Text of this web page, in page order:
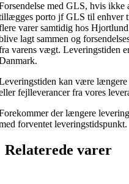
med GLS, hvis ikke
porto jf GLS til enhver
varer samtidig hos
lagt sammen og
varens vægt. Leveringstiden
kan være
fejlleverancer fra vores
der længere
forventet leveringstidspunkt.
Relaterede varer